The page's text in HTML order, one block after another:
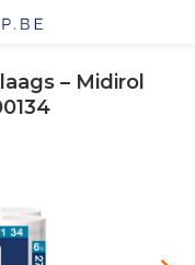
– Midirol